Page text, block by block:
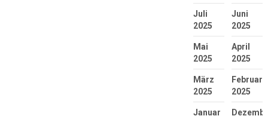
Juli
2025
Juni
2025
Mai
2025
April
2025
März
2025
Februar
2025
Januar